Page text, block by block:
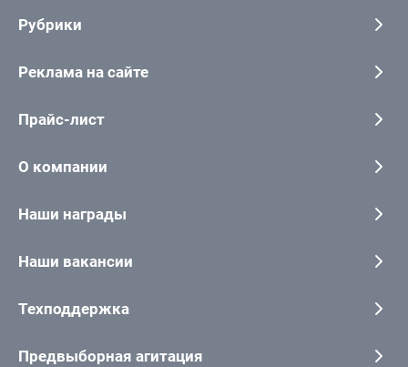
Рубрики
Реклама на сайте
Прайс-лист
О компании
Наши награды
Наши вакансии
Техподдержка
Предвыборная агитация